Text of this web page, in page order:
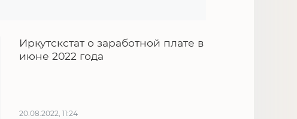
Иркутскстат о заработной плате в
июне 2022 года
20.08.2022, 11:24